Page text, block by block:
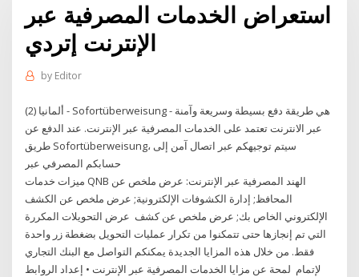
استعراض الخدمات المصرفية عبر
الإنترنت إتردي
by Editor
ألمانيا (2) - Sofortüberweisung - هي طريقة دفع بسيطة وسريعة وآمنة
عبر الانترنت تعتمد على الخدمات المصرفية عبر الإنترنت. عند الدفع عن
طريق Sofortüberweisung، سيتم توجيهكم عبر اتصال آمن إلى
حسابكم المصرفي عبر
ميزات خدمات QNB الهند المصرفية عبر الإنترنت: عرض ملخص عن
المحافظ; إدارة الكشوفات الإلكترونية; عرض ملخص عن الكشف
الإلكتروني الخاص بك; عرض ملخص عن كشف عرض التحويلات المكررة
التي تم إنجازها حتى تتمكنوا من تكرار عمليات التحويل بضغطة زر واحدة
فقط. من خلال هذه المزايا الجديدة يمكنكم التواصل مع البنك التجاري
لإتمام لمحة عن مزايا الخدمات المصرفية عبر الإنترنت • إعداد الروابط